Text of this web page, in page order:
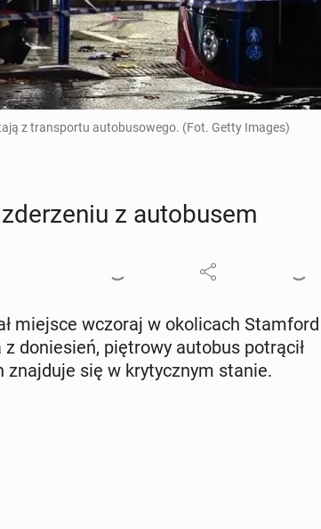
z transportu autobusowego. (Fot. Getty Images)
z au­to­bu­sem
miejsce wczoraj w oko­li­cach Stam­ford
do­nie­sień, pię­tro­wy autobus po­trą­cił
znaj­du­je się w kry­tycz­nym stanie.